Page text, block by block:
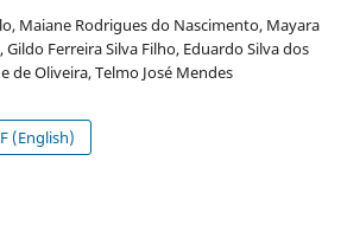
Maiane Rodrigues do Nascimento, Mayara
Ferreira Silva Filho, Eduardo Silva dos
de Oliveira, Telmo José Mendes
(English)